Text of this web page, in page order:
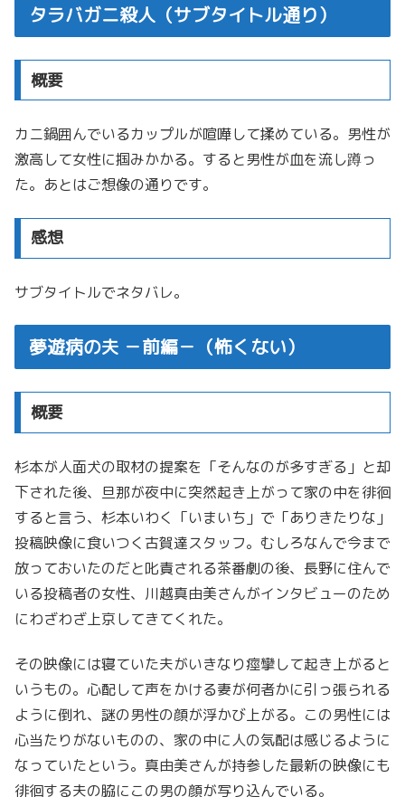
タラバガニ殺人（サブタイトル通り）
概要
カニ鍋囲んでいるカップルが喧嘩して揉めている。男性が
激高して女性に掴みかかる。すると男性が血を流し蹲っ
た。あとはご想像の通りです。
感想
サブタイトルでネタバレ。
夢遊病の夫 －前編－（怖くない）
概要
杉本が人面犬の取材の提案を「そんなのが多すぎる」と却
下された後、旦那が夜中に突然起き上がって家の中を徘徊
すると言う、杉本いわく「いまいち」で「ありきたりな」
投稿映像に食いつく古賀達スタッフ。むしろなんで今まで
放っておいたのだと叱責される茶番劇の後、長野に住んで
いる投稿者の女性、川越真由美さんがインタビューのため
にわざわざ上京してきてくれた。
その映像には寝ていた夫がいきなり痙攣して起き上がると
いうもの。心配して声をかける妻が何者かに引っ張られる
ように倒れ、謎の男性の顔が浮かび上がる。この男性には
心当たりがないものの、家の中に人の気配は感じるように
なっていたという。真由美さんが持参した最新の映像にも
徘徊する夫の脇にこの男の顔が写り込んでいる。